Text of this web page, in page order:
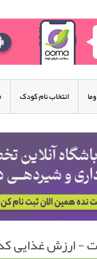
انتخاب نام کودک
- ارزش غذایی